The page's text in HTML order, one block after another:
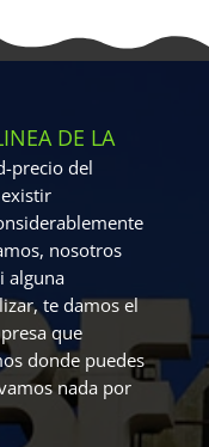
DE LA
precio del
nosotros
alguna
te damos el
que
donde puedes
nada por